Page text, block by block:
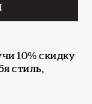
10% скидку
стиль,